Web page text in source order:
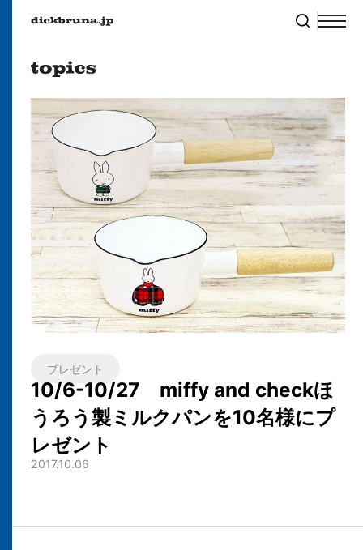
プレゼント
10/6-10/27 miffy and checkほ
うろう製ミルクパンを10名様にプ
レゼント
2017.10.06